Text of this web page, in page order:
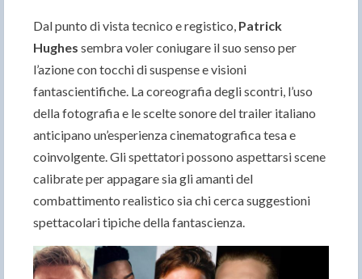
Dal punto di vista tecnico e registico, Patrick
Hughes sembra voler coniugare il suo senso per
l’azione con tocchi di suspense e visioni
fantascientifiche. La coreografia degli scontri, l’uso
della fotografia e le scelte sonore del trailer italiano
anticipano un’esperienza cinematografica tesa e
coinvolgente. Gli spettatori possono aspettarsi scene
calibrate per appagare sia gli amanti del
combattimento realistico sia chi cerca suggestioni
spettacolari tipiche della fantascienza.